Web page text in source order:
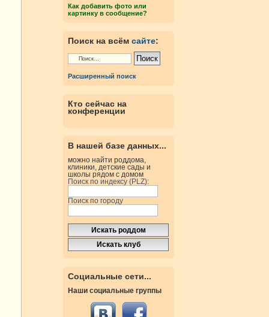
Как добавить фото или
картинку в сообщение?
Поиск на всём сайте:
Расширенный поиск
Кто сейчас на
конференции
В нашей базе данных...
можно найти роддома,
клиники, детские сады и
школы рядом с домом
Поиск по индексу (PLZ):
Поиск по городу
Социальные сети...
Наши социальные группы